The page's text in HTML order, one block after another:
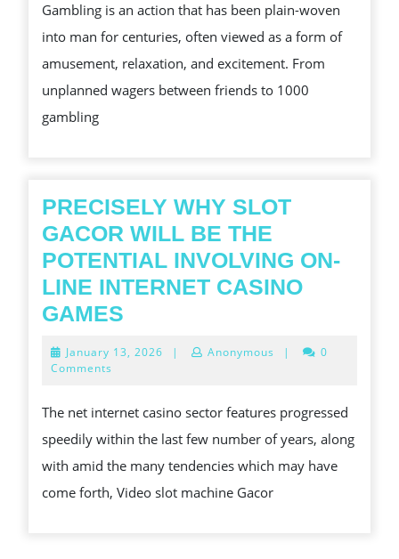
THE
Gambling is an action that has been plain-woven
into man for centuries, often viewed as a form of
amusement, relaxation, and excitement. From
unplanned wagers between friends to 1000
gambling
PRECISELY WHY SLOT
GACOR WILL BE THE
POTENTIAL INVOLVING ON-
LINE INTERNET CASINO
GAMES
SLOT
WILL
BE
THE
POTENTIAL
January 13, 2026 January
| Anonymous |
0
Comments
The net internet casino sector features progressed
speedily within the last few number of years, along
with amid the many tendencies which may have
come forth, Video slot machine Gacor